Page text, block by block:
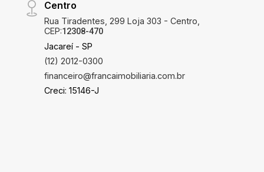
Centro
Rua Tiradentes, 299 Loja 303 - Centro,
CEP:12308-470
Jacareí - SP
(12) 2012-0300
financeiro@francaimobiliaria.com.br
Creci: 15146-J